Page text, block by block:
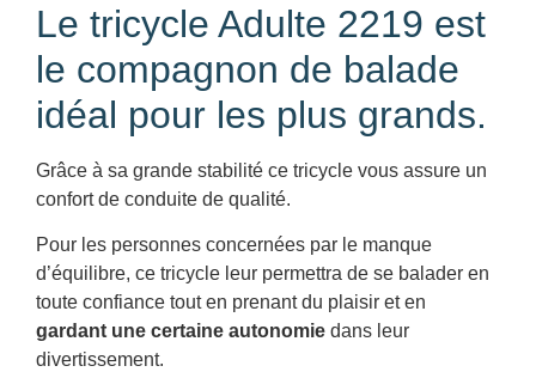
Le tricycle Adulte 2219 est
le compagnon de balade
idéal pour les plus grands.
Grâce à sa grande stabilité ce tricycle vous assure un
confort de conduite de qualité.
Pour les personnes concernées par le manque
d’équilibre, ce tricycle leur permettra de se balader en
toute confiance tout en prenant du plaisir et en
gardant une certaine autonomie dans leur
divertissement.